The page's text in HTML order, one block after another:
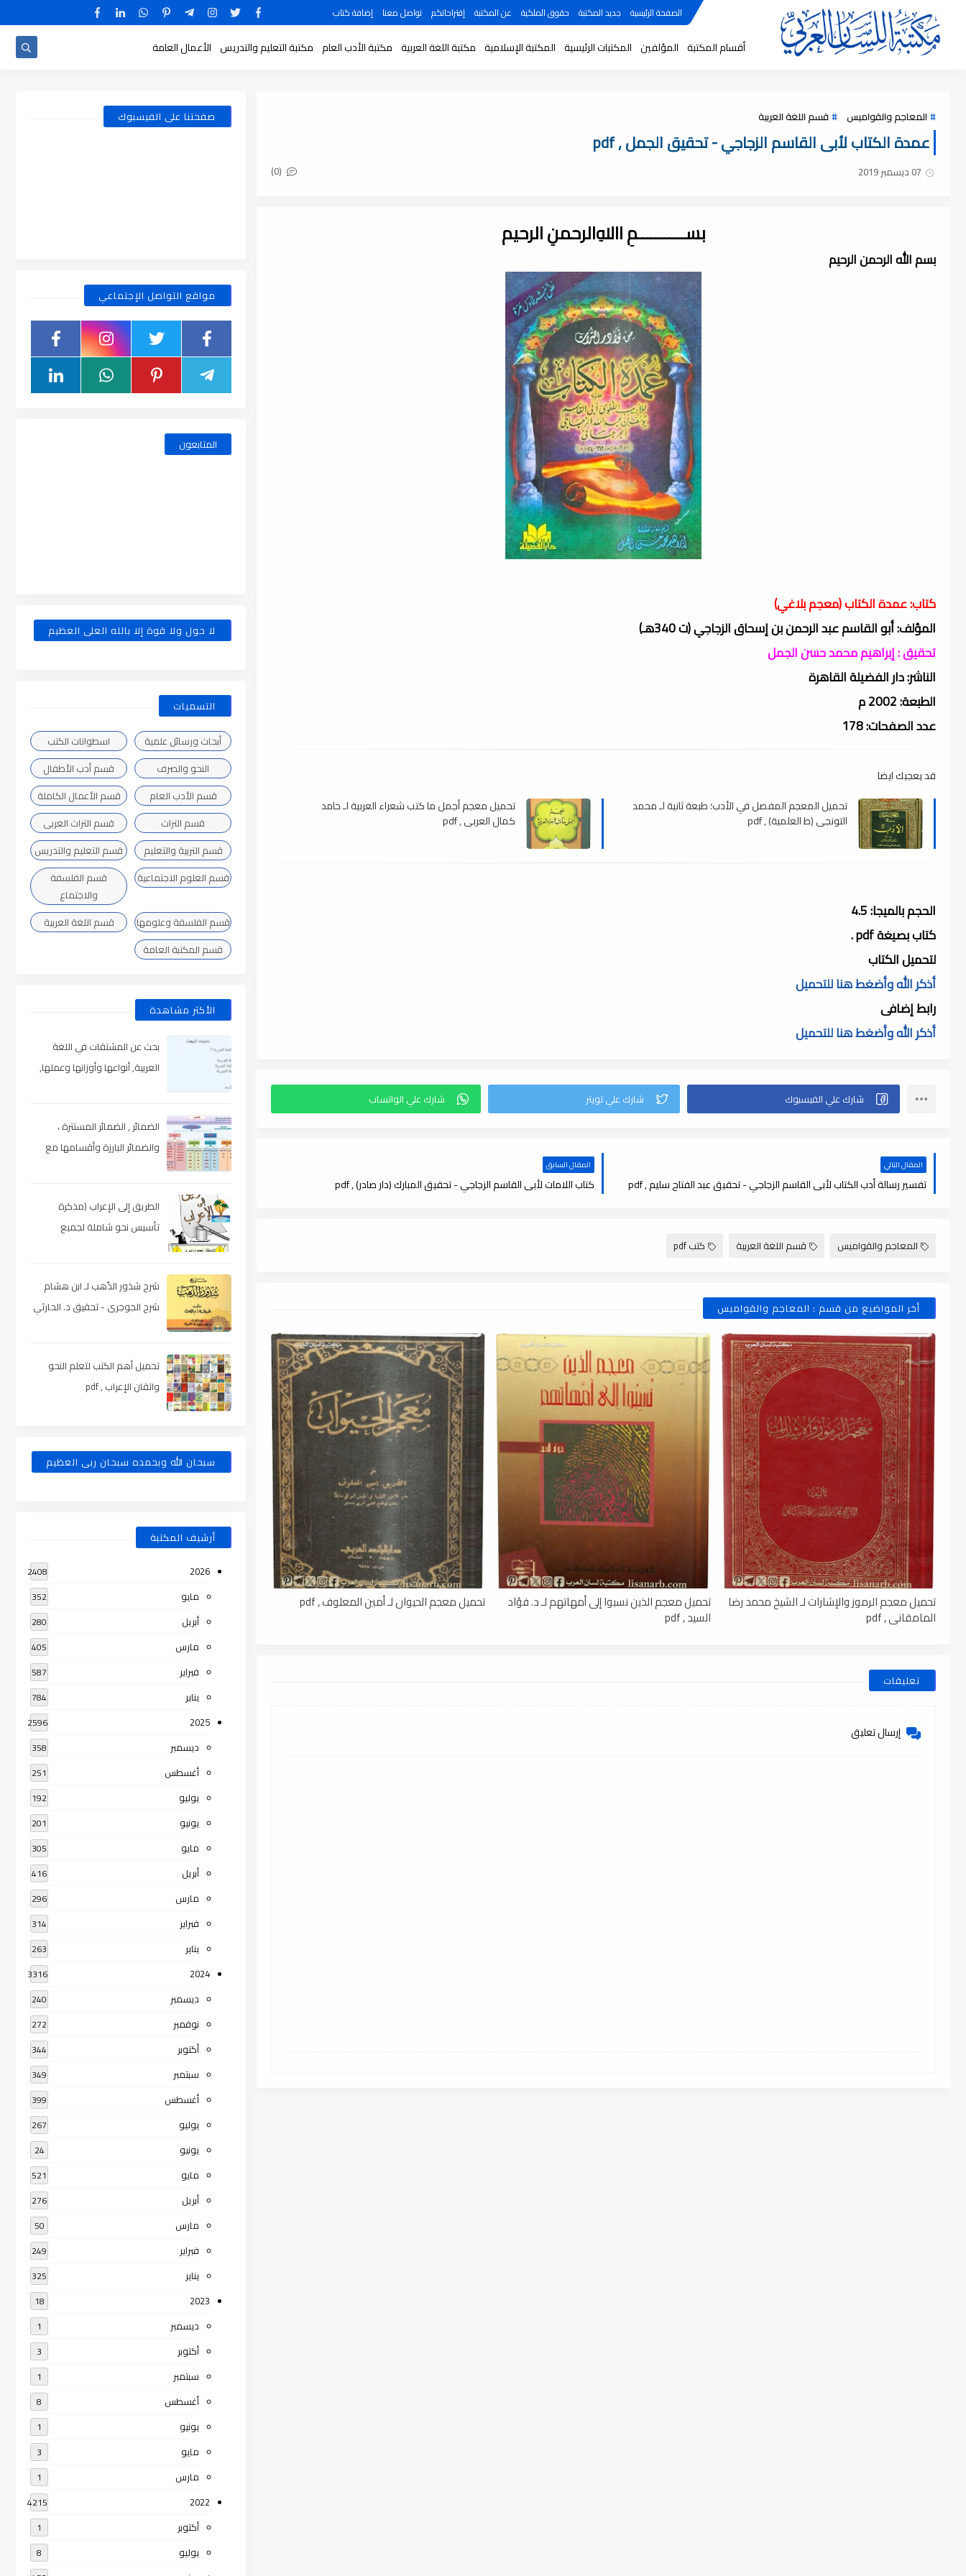
الصفحة الرئيسية جديد المكتبة حقوق الملكية عن المكتبة إقتراحاتكم تواصل معنا إضافة كتاب
أقسام المكتبة المؤلفين المكتبات الرئيسية المكتبة الإسلامية مكتبة اللغة العربية مكتبة الأدب العام مكتبة التعليم والتدريس الأعمال العامة
المعاجم والقواميس قسم اللغة العربية
عمدة الكتاب لأبى القاسم الزجاجي - تحقيق الجمل , pdf
07 ديسمبر 2019 (0)
بســـــــــــمِ اﷲِالرحمنِ الرحيم
بسم الله الرحمن الرحيم
كتاب: عمدة الكتاب (معجم بلاغي)
المؤلف: أبو القاسم عبد الرحمن بن إسحاق الزجاجي (ت 340هـ)
تحقيق : إبراهيم محمد حسن الجمل
الناشر: دار الفضيلة القاهرة
الطبعة: 2002 م
عدد الصفحات: 178
قد يعجبك ايضا
تحميل المعجم المفصل في الأدب؛ طبعة ثانية لـ محمد
التونجي (ط العلمية) , pdf
تحميل معجم أجمل ما كتب شعراء العربية لـ حامد
كمال العربي , pdf
الحجم بالميجا: 4.5
كتاب بصيغة pdf .
لتحميل الكتاب
أذكر الله وأضغط هنا للتحميل
رابط إضافى
أذكر الله وأضغط هنا للتحميل
المقال التالي
تفسير رسالة أدب الكتاب لأبى القاسم الزجاجي - تحقيق عبد الفتاح سليم , pdf
المقال السابق
كتاب اللامات لأبى القاسم الزجاجي - تحقيق المبارك (دار صادر) , pdf
المعاجم والقواميس قسم اللغة العربية كتب pdf
أخر المواضيع من قسم : المعاجم والقواميس
تحميل معجم الرموز والإشارات لـ الشيخ محمد رضا
المامقاني , pdf
تحميل معجم الذين نسبوا إلى أمهاتهم لـ د. فؤاد
السيد , pdf
تحميل معجم الحيوان لـ أمين المعلوف , pdf
تعليقات
إرسال تعليق
صفحتنا على الفيسبوك
مواقع التواصل الإجتماعي
المتابعون
لا حول ولا قوة إلا بالله العلى العظيم
التسميات
أبحاث ورسائل علمية
اسطوانات الكتب
النحو والصرف
قسم أدب الأطفال
قسم الأدب العام
قسم الأعمال الكاملة
قسم التراث
قسم التراث العربى
قسم التربية والتعليم
قسم التعليم والتدريس
قسم العلوم الاجتماعية
قسم الفلسفة
والاجتماع
قسم الفلسفة وعلومها
قسم اللغة العربية
قسم المكتبة العامة
الأكثر مشاهدة
بحث عن المشتقات في اللغة
العربية, أنواعها وأوزانها وعملها,
الضمائر , الضمائر المستترة ،
والضمائر البارزة وأقسامها مع
الطريق إلى الإعراب (مذكرة
تأسيس نحو شاملة لجميع
شرح شذور الذّهب لـ ابن هشام
شرح الجوجرى - تحقيق د. الحارثي
تحميل أهم الكتب لتعلم النحو
واتقان الإعراب , pdf
سبحان الله وبحمده سبحان ربى العظيم
أرشيف المكتبة
2026
2408
مايو 352
أبريل 280
مارس 405
فبراير 587
يناير 784
2025
2596
ديسمبر 358
أغسطس 251
يوليو 192
يونيو 201
مايو 305
أبريل 416
مارس 296
فبراير 314
يناير 263
2024
3316
ديسمبر 240
نوفمبر 272
أكتوبر 344
سبتمبر 349
أغسطس 399
يوليو 267
يونيو 24
مايو 521
أبريل 276
مارس 50
فبراير 249
يناير 325
2023
18
ديسمبر 1
أكتوبر 3
سبتمبر 1
أغسطس 8
يونيو 1
مايو 3
مارس 1
2022
4215
أكتوبر 1
يوليو 8